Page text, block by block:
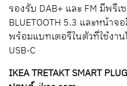
รองรับ DAB+ และ FM มีพรี
BLUETOOTH 5.3 และหน้า
พร้อมแบทเตอรีในตัวที่ใช้งา
USB-C
IKEA TRETAKT SMART